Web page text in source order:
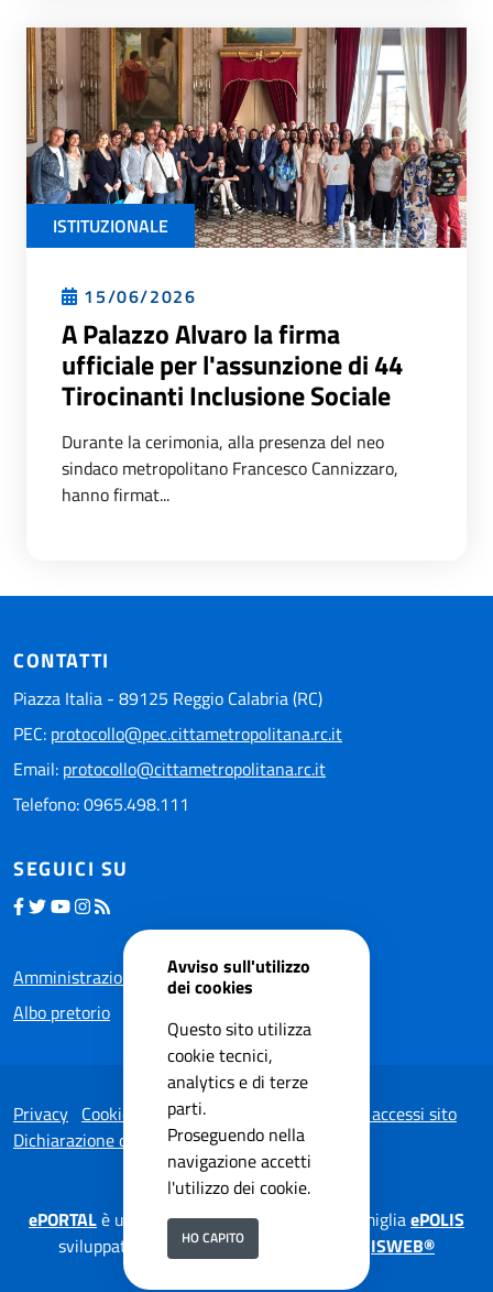
ISTITUZIONALE
15/06/2026
A Palazzo Alvaro la firma
ufficiale per l'assunzione di 44
Tirocinanti Inclusione Sociale
Durante la cerimonia, alla presenza del neo
sindaco metropolitano Francesco Cannizzaro,
hanno firmat...
CONTATTI
Piazza Italia - 89125 Reggio Calabria (RC)
PEC: protocollo@pec.cittametropolitana.rc.it
Email: protocollo@cittametropolitana.rc.it
Telefono: 0965.498.111
SEGUICI SU
Amministrazione trasparente
Albo pretorio
Privacy Cookie Policy Note legali
Statistiche accessi sito
Dichiarazione di accessibilità
ePORTALè una soluzione applicativa della famigliaePOLIS
sviluppata da
ISWEB S.p.A. ISWEB®
Avviso sull'utilizzo
dei cookies
Questo sito utilizza
cookie tecnici,
analytics e di terze
parti.
Proseguendo nella
navigazione accetti
l'utilizzo dei cookie.
HO CAPITO